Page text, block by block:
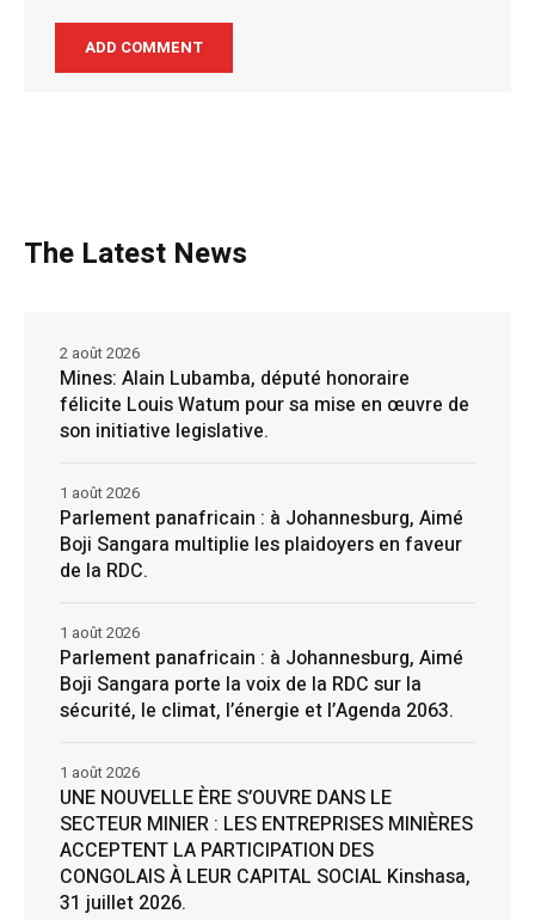
The Latest News
Mines: Alain Lubamba, député honoraire
félicite Louis Watum pour sa mise en œuvre de
son initiative legislative.
2 août 2026
Parlement panafricain : à Johannesburg, Aimé
Boji Sangara multiplie les plaidoyers en faveur
de la RDC.
1 août 2026
Parlement panafricain : à Johannesburg, Aimé
Boji Sangara porte la voix de la RDC sur la
sécurité, le climat, l’énergie et l’Agenda 2063.
1 août 2026
UNE NOUVELLE ÈRE S’OUVRE DANS LE
SECTEUR MINIER : LES ENTREPRISES MINIÈRES
ACCEPTENT LA PARTICIPATION DES
CONGOLAIS À LEUR CAPITAL SOCIAL Kinshasa,
31 juillet 2026.
1 août 2026